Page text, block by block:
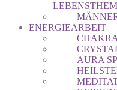
ENERGIEARBEIT
AURA